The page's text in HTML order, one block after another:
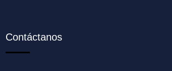
Contáctanos